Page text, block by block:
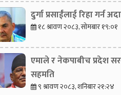
दुर्गा प्रसाईंलाई रिहा गर्न
१८ श्रावण २०८३, सोमबार १९:०१
एमाले र नेकपाबीच प्रदेश
सहमति
९ श्रावण २०८३, शनिबार २१:२४